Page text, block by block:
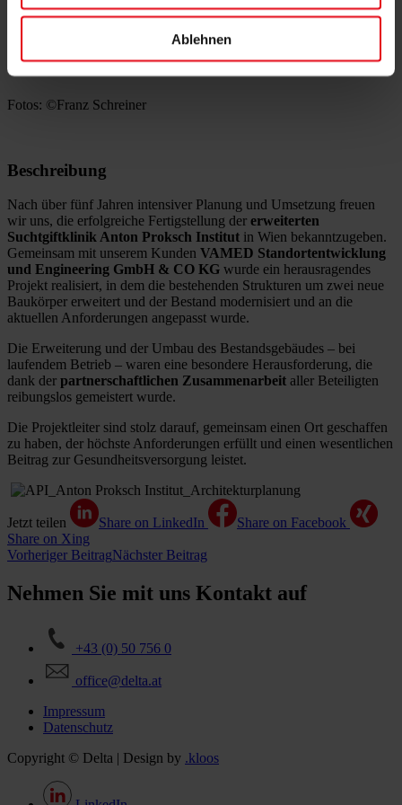
Ablehnen
Leistungen von DELTA
Fotos: ©Franz Schreiner
Beschreibung
Nach über fünf Jahren intensiver Planung und Umsetzung freuen
wir uns, die erfolgreiche Fertigstellung der erweiterten
Suchtgiftklinik Anton Proksch Institut in Wien bekanntzugeben.
Gemeinsam mit unserem Kunden VAMED Standortentwicklung
und Engineering GmbH & CO KG wurde ein herausragendes
Projekt realisiert, in dem die bestehenden Strukturen um zwei neue
Baukörper erweitert und der Bestand modernisiert und an die
aktuellen Anforderungen angepasst wurde.
Die Erweiterung und der Umbau des Bestandsgebäudes – bei
laufendem Betrieb – waren eine besondere Herausforderung, die
dank der partnerschaftlichen Zusammenarbeit aller Beteiligten
reibungslos gemeistert wurde.
Die Projektleiter sind stolz darauf, gemeinsam einen Ort geschaffen
zu haben, der höchste Anforderungen erfüllt und einen wesentlichen
Beitrag zur Gesundheitsversorgung leistet.
Jetzt teilen Share on LinkedIn
Share on Facebook
Share on Xing
Vorheriger BeitragNächster Beitrag
Nehmen Sie mit uns Kontakt auf
+43 (0) 50 756 0
office@delta.at
Impressum
Datenschutz
Copyright © Delta | Design by .kloos